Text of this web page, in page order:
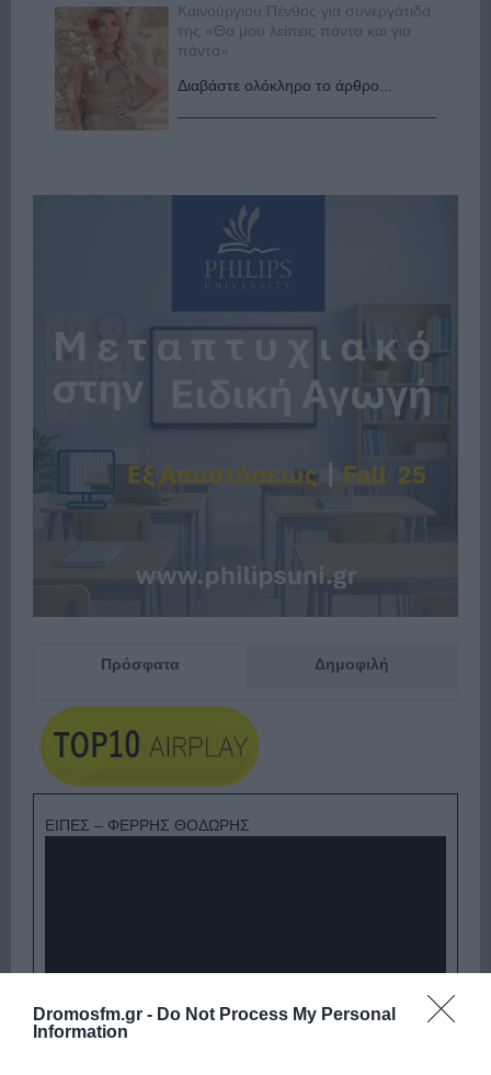
Dromosfm.gr - Do Not Process My Personal
Information
Καινούργιου:Πένθος για συνεργάτιδά
της «Θα μου λείπεις πάντα και για
πάντα»
Διαβάστε ολόκληρο το άρθρο...
Πρόσφατα Δημοφιλή
ΕΙΠΕΣ – ΦΕΡΡΗΣ ΘΟΔΩΡΗΣ